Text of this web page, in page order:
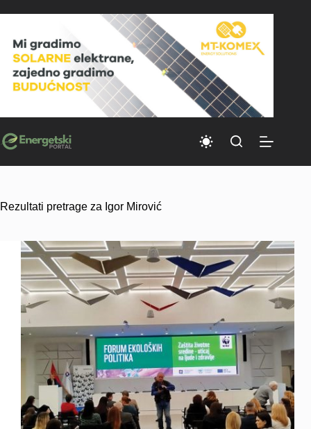
to
Rezultati pretrage za Igor Mirović